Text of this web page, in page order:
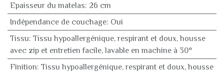
Epaisseur du matelas: 26 cm
Indépendance de couchage: Oui
Tissu: Tissu hypoallergénique, respirant et doux, housse
avec zip et entretien facile, lavable en machine à 30°
Finition: Tissu hypoallergénique, respirant et doux, housse